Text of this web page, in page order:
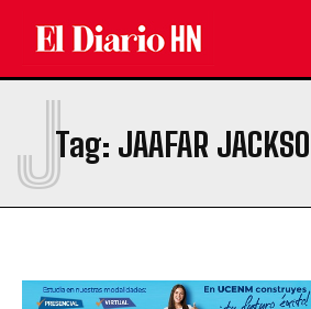
Tag: JAAFAR
J